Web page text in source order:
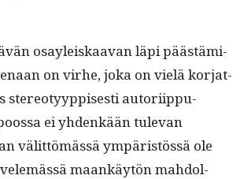
osayleiskaa­van läpi päästämi­
on virhe, joka on vielä kor­jat­
stereo­tyyp­pis­es­ti autori­ip­pu­
ei yhdenkään tule­van
välit­tömässä ympäristössä ole
maankäytön mah­dol­